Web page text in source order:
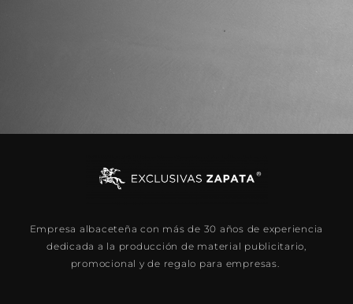
Empresa albaceteña con más de 30 años de experiencia
dedicada a la producción de material publicitario,
promocional y de regalo para empresas.